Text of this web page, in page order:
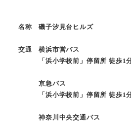
名称 磯子汐見台ヒルズ
交通 横浜市営バス
「浜小学校前」停留所 徒歩1
京急バス
「浜小学校前」停留所 徒歩1
神奈川中央交通バス